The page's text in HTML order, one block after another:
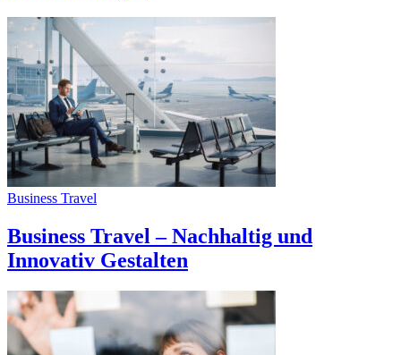
Business Travel
Business Travel – Nachhaltig und
Innovativ Gestalten